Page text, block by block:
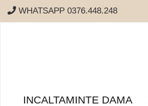
WHATSAPP 0376.448.248
INCALTAMINTE DAMA